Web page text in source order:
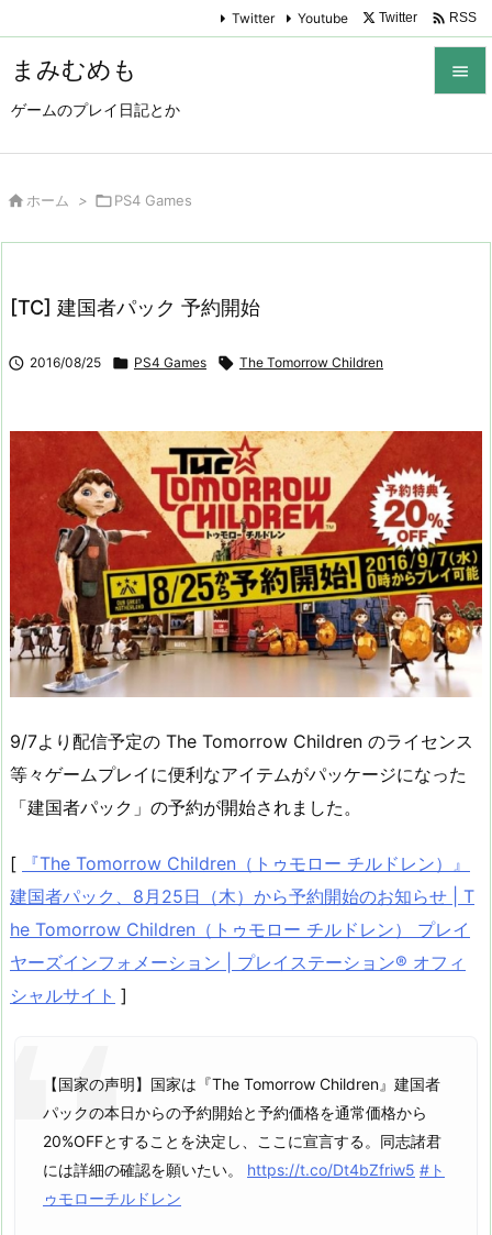
まみむめも
ゲームのプレイ日記とか

Twitter Youtube Twitter  RSS
 ホーム > PS4 Games
[TC] 建国者パック 予約開始
 2016/08/25  PS4 Games  The Tomorrow Children
9/7より配信予定の The Tomorrow Children のライセンス
等々ゲームプレイに便利なアイテムがパッケージになった
「建国者パック」の予約が開始されました。
[
『The Tomorrow Children（トゥモロー チルドレン）』
建国者パック、8月25日（木）から予約開始のお知らせ | T
he Tomorrow Children（トゥモロー チルドレン） プレイ
ヤーズインフォメーション | プレイステーション® オフィ
シャルサイト ]
【国家の声明】国家は『The Tomorrow Children』建国者
パックの本日からの予約開始と予約価格を通常価格から
20%OFFとすることを決定し、ここに宣言する。同志諸君
には詳細の確認を願いたい。 https://t.co/Dt4bZfriw5 #ト
ゥモローチルドレン